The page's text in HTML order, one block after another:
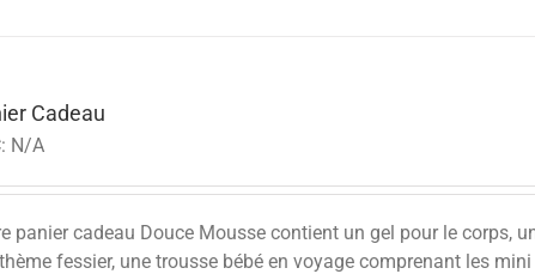
Cadeau
N/A
panier cadeau Douce Mousse contient un gel pour le corps,
fessier, une trousse bébé en voyage comprenant les